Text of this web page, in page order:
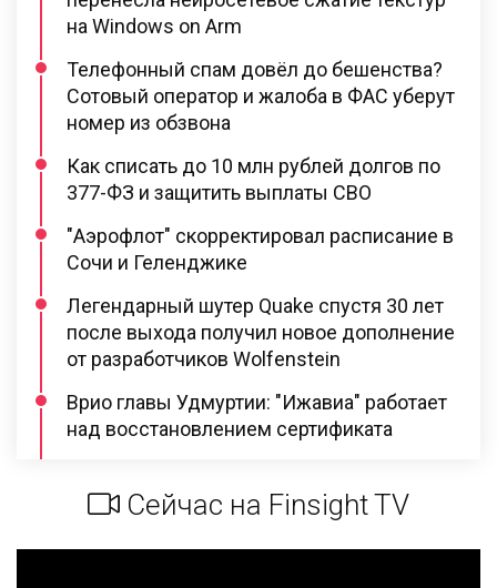
на Windows on Arm
Телефонный спам довёл до бешенства?
Сотовый оператор и жалоба в ФАС уберут
номер из обзвона
Как списать до 10 млн рублей долгов по
377-ФЗ и защитить выплаты СВО
"Аэрофлот" скорректировал расписание в
Сочи и Геленджике
Легендарный шутер Quake спустя 30 лет
после выхода получил новое дополнение
от разработчиков Wolfenstein
Врио главы Удмуртии: "Ижавиа" работает
над восстановлением сертификата
Сейчас на Finsight TV